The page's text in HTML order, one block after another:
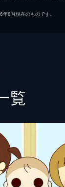
8月現在のものです。
覧